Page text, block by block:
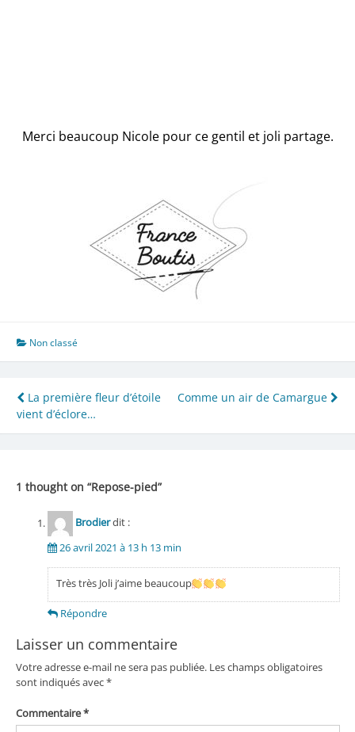
Merci beaucoup Nicole pour ce gentil et joli partage.
Non classé
Navigation
de
La première fleur d’étoile
vient d’éclore…
Comme un air de Camargue
1 thought on “Repose-pied”
Brodierdit :
26 avril 2021 à 13 h 13 min
Très très Joli j’aime beaucoup
Répondre
Laisser un commentaire
Votre adresse e-mail ne sera pas publiée. Les champs obligatoires
sont indiqués avec*
Commentaire*